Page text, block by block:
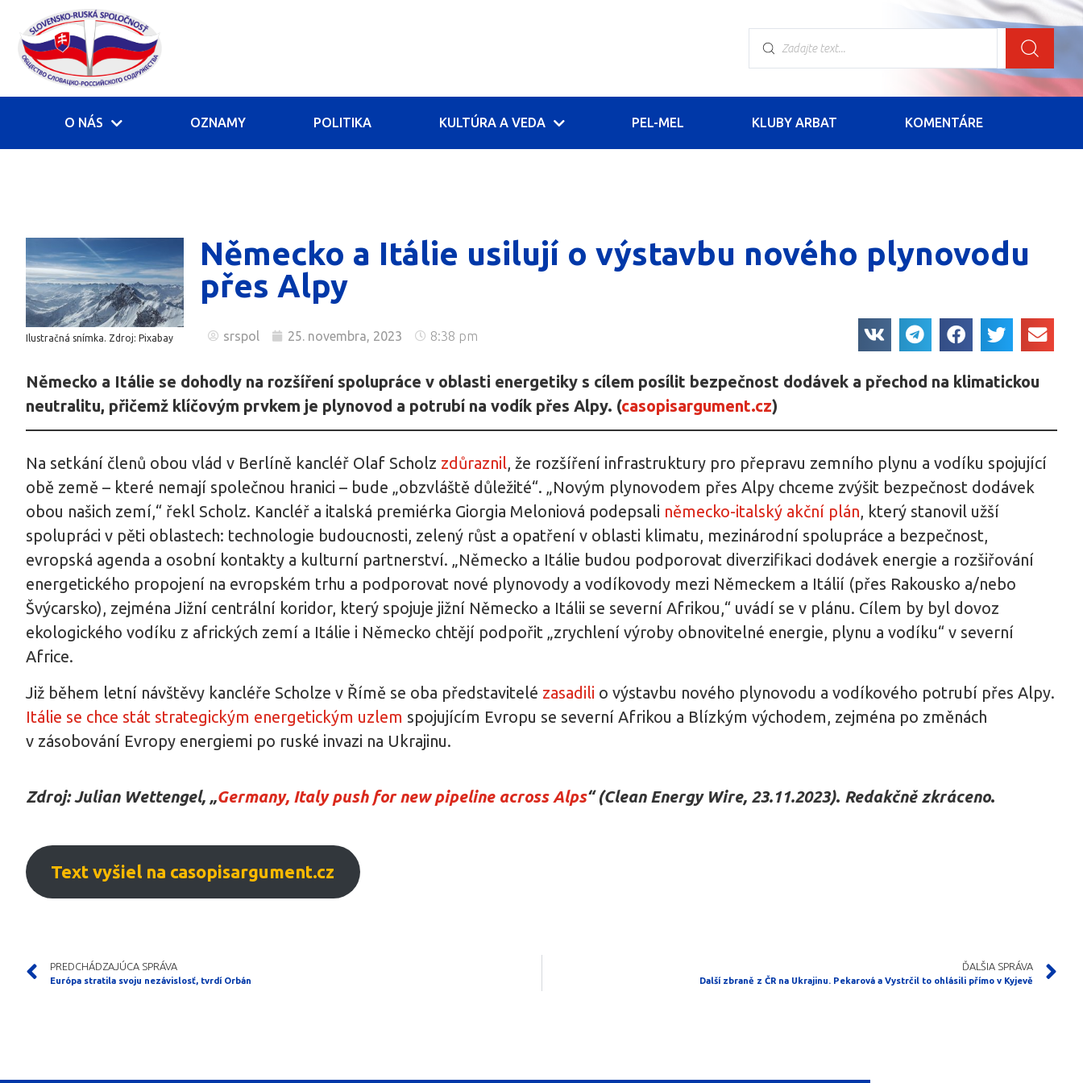
O NÁS OZNAMY POLITIKA KULTÚRA A VEDA PEL-MEL KLUBY ARBAT KOMENTÁRE
Ilustračná snímka. Zdroj: Pixabay
Německo a Itálie usilují o výstavbu nového plynovodu
přes Alpy
srspol 25. novembra, 2023 8:38 pm
Německo a Itálie se dohodly na rozšíření spolupráce v oblasti energetiky s cílem posílit bezpečnost dodávek a přechod na klimatickou
neutralitu, přičemž klíčovým prvkem je plynovod a potrubí na vodík přes Alpy. (casopisargument.cz)
Na setkání členů obou vlád v Berlíně kancléř Olaf Scholz zdůraznil, že rozšíření infrastruktury pro přepravu zemního plynu a vodíku spojující
obě země – které nemají společnou hranici – bude „obzvláště důležité“. „Novým plynovodem přes Alpy chceme zvýšit bezpečnost dodávek
obou našich zemí,“ řekl Scholz. Kancléř a italská premiérka Giorgia Meloniová podepsali německo-italský akční plán, který stanovil užší
spolupráci v pěti oblastech: technologie budoucnosti, zelený růst a opatření v oblasti klimatu, mezinárodní spolupráce a bezpečnost,
evropská agenda a osobní kontakty a kulturní partnerství. „Německo a Itálie budou podporovat diverzifikaci dodávek energie a rozšiřování
energetického propojení na evropském trhu a podporovat nové plynovody a vodíkovody mezi Německem a Itálií (přes Rakousko a/nebo
Švýcarsko), zejména Jižní centrální koridor, který spojuje jižní Německo a Itálii se severní Afrikou,“ uvádí se v plánu. Cílem by byl dovoz
ekologického vodíku z afrických zemí a Itálie i Německo chtějí podpořit „zrychlení výroby obnovitelné energie, plynu a vodíku“ v severní
Africe.
Již během letní návštěvy kancléře Scholze v Římě se oba představitelé zasadili o výstavbu nového plynovodu a vodíkového potrubí přes Alpy.
Itálie se chce stát strategickým energetickým uzlem spojujícím Evropu se severní Afrikou a Blízkým východem, zejména po změnách
v zásobování Evropy energiemi po ruské invazi na Ukrajinu.
Zdroj: Julian Wettengel, „Germany, Italy push for new pipeline across Alps“ (Clean Energy Wire, 23.11.2023). Redakčně zkráceno.
Text vyšiel na casopisargument.cz
PREDCHÁDZAJÚCA SPRÁVA
Európa stratila svoju nezávislosť, tvrdí Orbán
ĎALŠIA SPRÁVA
Další zbraně z ČR na Ukrajinu. Pekarová a Vystrčil to ohlásili přímo v Kyjevě